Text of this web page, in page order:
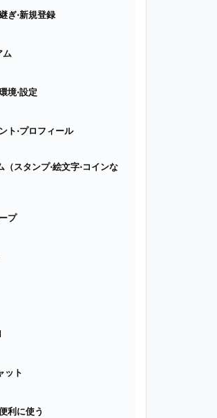
ぎ⋅新規登録
ム
境⋅設定
ト⋅プロフィール
（スタンプ⋅絵文字⋅コインな
プ
ット
利に使う